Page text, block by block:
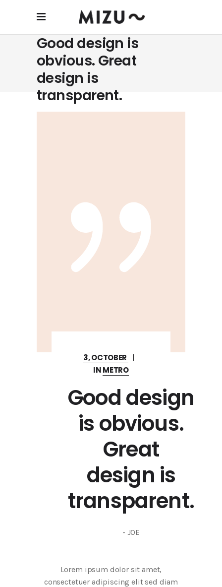
Good design is
obvious. Great
design is
transparent.
3, OCTOBER
INMETRO
Good design
is obvious.
Great
design is
transparent.
- JOE
Lorem ipsum dolor sit amet,
consectetuer adipiscing elit sed diam